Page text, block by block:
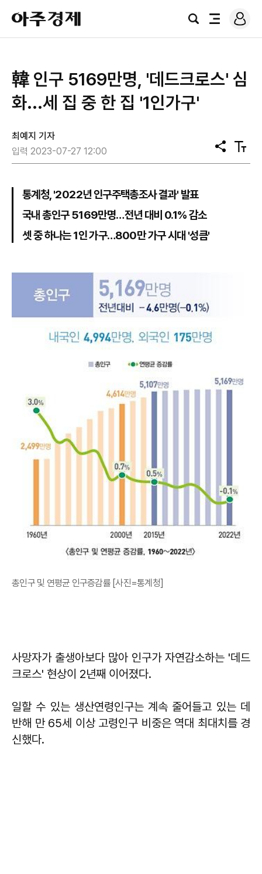
아
주
경
검
전
로
그
韓 인구 5169만명, '데드크로스' 심
화...세 집 중 한 집 '1인가구'
최예지 기자
입력 2023-07-27 12:00
공
유
텍
스
통계청, '2022년 인구주택총조사 결과' 발표
국내 총인구 5169만명…전년 대비 0.1% 감소
셋 중 하나는 1인 가구…800만 가구 시대 '성큼'
총인구 및 연평균 인구증감률 [사진=통계청]
사망자가 출생아보다 많아 인구가 자연감소하는 '데드
크로스' 현상이 2년째 이어졌다.
일할 수 있는 생산연령인구는 계속 줄어들고 있는 데
반해 만 65세 이상 고령인구 비중은 역대 최대치를 경
신했다.